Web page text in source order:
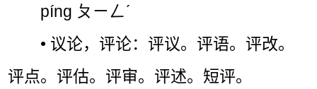
píng ㄆㄧㄥˊ
• 议论，评论：评议。评语。评改。
评点。评估。评审。评述。短评。